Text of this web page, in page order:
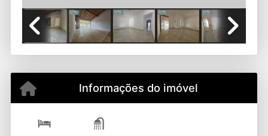
Previous Next
Informações do imóvel